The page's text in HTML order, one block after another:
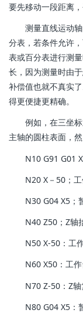
要先移动一段距离
测量直线运动轴
分表，若条件允许
表或百分表进行测
长，因为测量时由
补偿值也就不真实
得更便捷更精确。
例如，在三坐标
主轴的圆柱表面，
N10 G91 G01
N20 X－50；工
N30 G04 X5；
N40 Z50；Z轴
N50 X-50：工
N60 X50：工作
N70 Z-50：Z轴
N80 G04 X5：